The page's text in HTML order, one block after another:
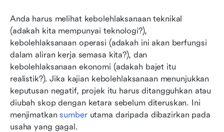
Anda harus melihat kebolehlaksanaan teknikal
(adakah kita mempunyai teknologi?),
kebolehlaksanaan operasi (adakah ini akan berfungsi
dalam aliran kerja semasa kita?), dan
kebolehlaksanaan ekonomi (adakah bajet itu
realistik?). Jika kajian kebolehlaksanaan menunjukkan
keputusan negatif, projek itu harus ditangguhkan atau
diubah skop dengan ketara sebelum diteruskan. Ini
menjimatkan sumber utama daripada dibazirkan pada
usaha yang gagal.